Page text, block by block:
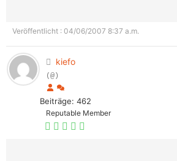
Veröffentlicht : 04/06/2007 8:37 a.m.
kiefo
(@)
Beiträge: 462
Reputable Member